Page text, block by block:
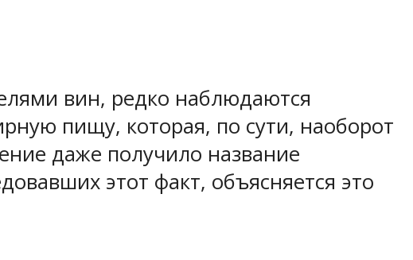
вин, редко наблюдаются
пищу, которая, по сути, наоборот
даже получило название
этот факт, объясняется это